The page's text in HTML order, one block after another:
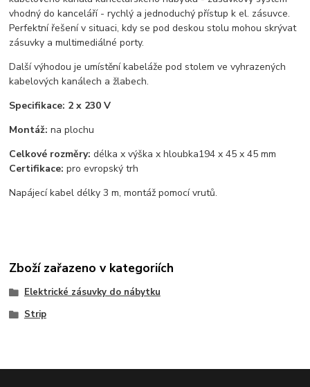
vhodný do kanceláří - rychlý a jednoduchý přístup k el. zásuvce.
Perfektní řešení v situaci, kdy se pod deskou stolu mohou skrývat
zásuvky a multimediálné porty.
Další výhodou je umístění kabeláže pod stolem ve vyhrazených
kabelových kanálech a žlabech.
Specifikace: 2 x 230 V
Montáž: na plochu
Celkové rozměry:délka x výška x hloubka194 x 45 x 45 mm
Certifikace: pro evropský trh
Napájecí kabel délky 3 m, montáž pomocí vrutů.
Zboží zařazeno v kategoriích
Elektrické zásuvky do nábytku
Strip